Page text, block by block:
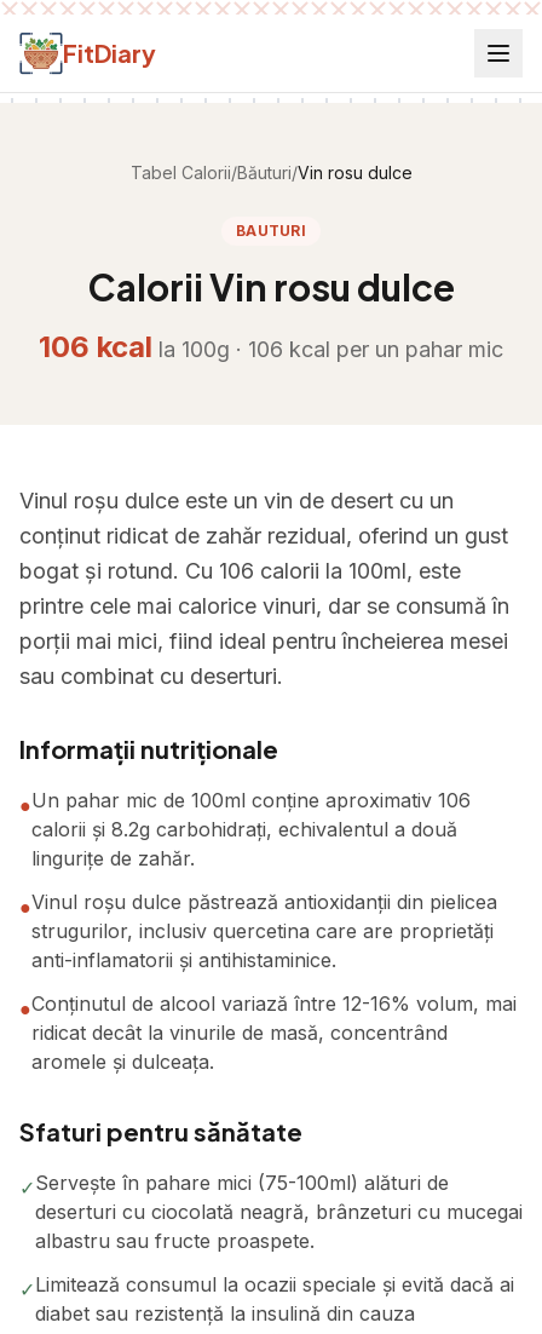
Salt la conținut
FitDiary
Tabel Calorii/Băuturi/Vin rosu dulce
BAUTURI
CaloriiVin rosu dulce
106 kcal la 100g · 106 kcal per un pahar mic
Vinul roșu dulce este un vin de desert cu un
conținut ridicat de zahăr rezidual, oferind un gust
bogat și rotund. Cu 106 calorii la 100ml, este
printre cele mai calorice vinuri, dar se consumă în
porții mai mici, fiind ideal pentru încheierea mesei
sau combinat cu deserturi.
Informații nutriționale
●Un pahar mic de 100ml conține aproximativ 106
calorii și 8.2g carbohidrați, echivalentul a două
lingurițe de zahăr.
●Vinul roșu dulce păstrează antioxidanții din pielicea
strugurilor, inclusiv quercetina care are proprietăți
anti-inflamatorii și antihistaminice.
●Conținutul de alcool variază între 12-16% volum, mai
ridicat decât la vinurile de masă, concentrând
aromele și dulceața.
Sfaturi pentru sănătate
✓Servește în pahare mici (75-100ml) alături de
deserturi cu ciocolată neagră, brânzeturi cu mucegai
albastru sau fructe proaspete.
✓Limitează consumul la ocazii speciale și evită dacă ai
diabet sau rezistență la insulină din cauza